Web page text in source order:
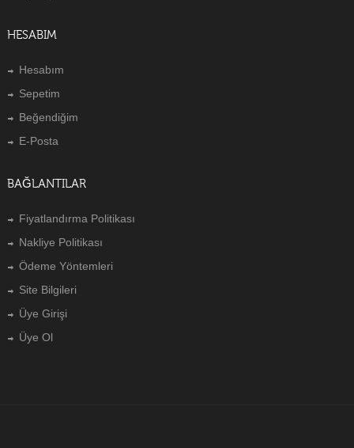
HESABIM
Hesabım
Sepetim
Beğendiğim
E-Posta
BAĞLANTILAR
Fiyatlandırma Politikası
Nakliye Politikası
Ödeme Yöntemleri
Site Bilgileri
Üye Girişi
Üye Ol